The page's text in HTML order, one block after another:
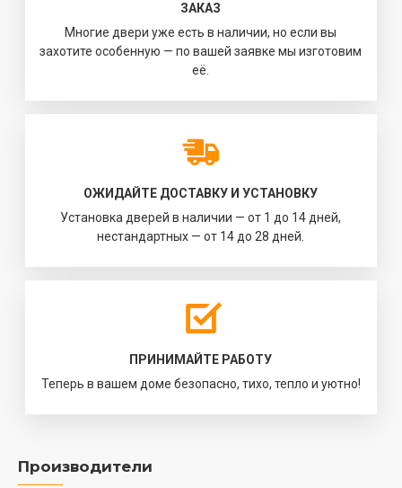
ЗАКАЗ
Многие двери уже есть в наличии, но если вы
захотите особенную — по вашей заявке мы изготовим
её.
ОЖИДАЙТЕ ДОСТАВКУ И УСТАНОВКУ
Установка дверей в наличии — от 1 до 14 дней,
нестандартных — от 14 до 28 дней.
ПРИНИМАЙТЕ РАБОТУ
Теперь в вашем доме безопасно, тихо, тепло и уютно!
Производители